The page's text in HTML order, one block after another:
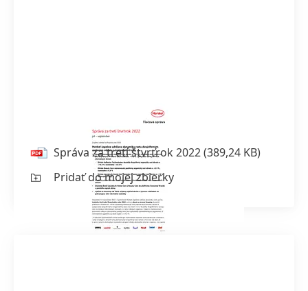
Správa za tretí štvrťrok 2022
Správa za tretí štvrťrok 2022(389,24 KB)
Pridať do mojej zbierky